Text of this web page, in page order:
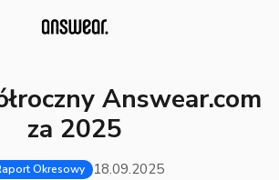
Answear.com
za 2025
Okresowy 18.09.2025